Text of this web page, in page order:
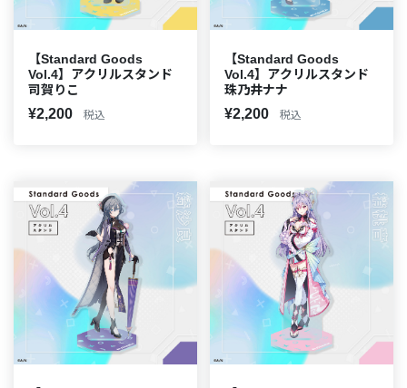
【Standard Goods
Vol.4】アクリルスタンド
司賀りこ
¥2,200 税込
【Standard Goods
Vol.4】アクリルスタンド
珠乃井ナナ
¥2,200 税込